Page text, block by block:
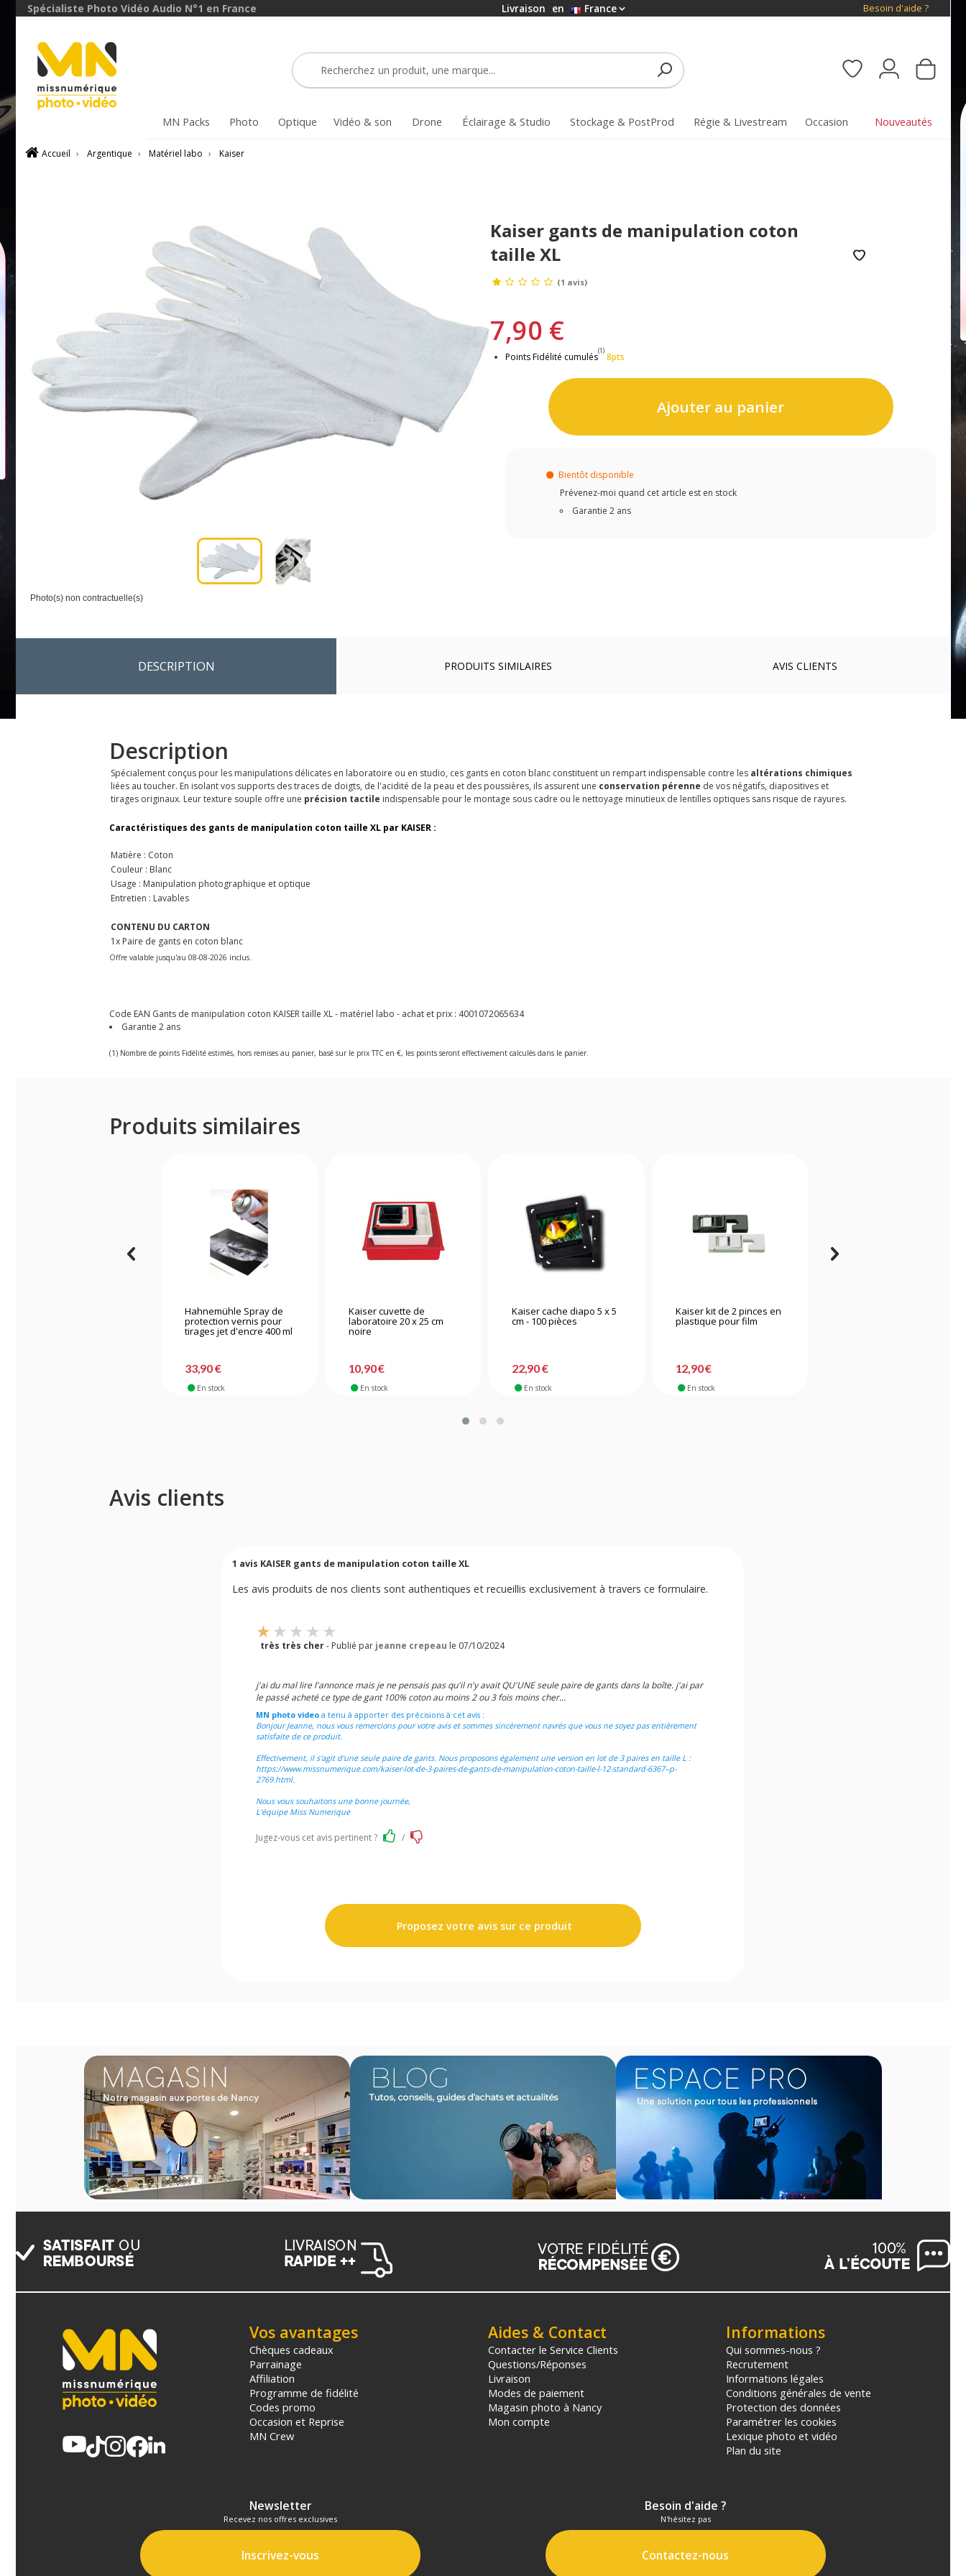
Spécialiste Photo Vidéo Audio N°1 en France Livraison en France Besoin d'aide ?
MN Packs Photo Optique Vidéo & son Drone Éclairage & Studio Stockage & PostProd Régie & Livestream Occasion Nouveautés
Accueil › Argentique › Matériel labo › Kaiser
Photo(s) non contractuelle(s)
Kaiser gants de manipulation coton
taille XL
(1 avis)
7,90 €
Points Fidélité cumulés
(1)
8pts
Ajouter au panier
Bientôt disponible
Prévenez-moi quand cet article est en stock
Garantie 2 ans
DESCRIPTION PRODUITS SIMILAIRES AVIS CLIENTS
Description
Spécialement conçus pour les manipulations délicates en laboratoire ou en studio, ces gants en coton blanc constituent un rempart indispensable contre les altérations chimiques
liées au toucher. En isolant vos supports des traces de doigts, de l'acidité de la peau et des poussières, ils assurent une conservation pérenne de vos négatifs, diapositives et
tirages originaux. Leur texture souple offre une précision tactile indispensable pour le montage sous cadre ou le nettoyage minutieux de lentilles optiques sans risque de rayures.
Caractéristiques des gants de manipulation coton taille XL par KAISER :
Matière : Coton
Couleur : Blanc
Usage : Manipulation photographique et optique
Entretien : Lavables
CONTENU DU CARTON
1x Paire de gants en coton blanc
Offre valable jusqu'au 08-08-2026 inclus.
Code EAN Gants de manipulation coton KAISER taille XL - matériel labo - achat et prix : 4001072065634
Garantie 2 ans
(1) Nombre de points Fidélité estimés, hors remises au panier, basé sur le prix TTC en €, les points seront effectivement calculés dans le panier.
Produits similaires
Hahnemühle Spray de
protection vernis pour
tirages jet d'encre 400 ml
33,90 €
En stock
Kaiser cuvette de
laboratoire 20 x 25 cm
noire
10,90 €
En stock
Kaiser cache diapo 5 x 5
cm - 100 pièces
22,90 €
En stock
Kaiser kit de 2 pinces en
plastique pour film
12,90 €
En stock
Avis clients
1 avis KAISER gants de manipulation coton taille XL
Les avis produits de nos clients sont authentiques et recueillis exclusivement à travers ce formulaire.
très très cher- Publié par jeanne crepeau le 07/10/2024
j'ai du mal lire l'annonce mais je ne pensais pas qu'il n'y avait QU'UNE seule paire de gants dans la boîte. j'ai par
le passé acheté ce type de gant 100% coton au moins 2 ou 3 fois moins cher...
MN photo videoa tenu à apporter des précisions à cet avis :
Bonjour Jeanne, nous vous remercions pour votre avis et sommes sincèrement navrés que vous ne soyez pas entièrement
satisfaite de ce produit.
Effectivement, il s'agit d'une seule paire de gants. Nous proposons également une version en lot de 3 paires en taille L :
https://www.missnumerique.com/kaiser-lot-de-3-paires-de-gants-de-manipulation-coton-taille-l-12-standard-6367--p-
2769.html.
Nous vous souhaitons une bonne journée,
L'équipe Miss Numerique
Jugez-vous cet avis pertinent ? /
Proposez votre avis sur ce produit
Vos avantages
Chèques cadeaux
Parrainage
Affiliation
Programme de fidélité
Codes promo
Occasion et Reprise
MN Crew
Aides & Contact
Contacter le Service Clients
Questions/Réponses
Livraison
Modes de paiement
Magasin photo à Nancy
Mon compte
Informations
Qui sommes-nous ?
Recrutement
Informations légales
Conditions générales de vente
Protection des données
Paramétrer les cookies
Lexique photo et vidéo
Plan du site
Newsletter
Recevez nos offres exclusives
Inscrivez-vous
Besoin d'aide ?
N'hésitez pas
Contactez-nous